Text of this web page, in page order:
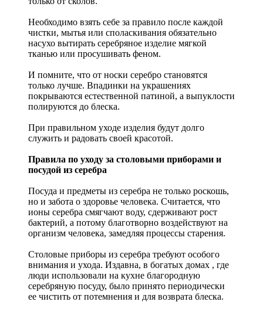
Необходимо взять себе за правило после каждой
чистки, мытья или споласкивания обязательно
насухо вытирать серебряное изделие мягкой
тканью или просушивать феном.
И помните, что от носки серебро становятся
только лучше. Впадинки на украшениях
покрываются естественной патиной, а выпуклости
полируются до блеска.
При правильном уходе изделия будут долго
служить и радовать своей красотой.
Правила по уходу за столовыми приборами и
посудой из серебра
Посуда и предметы из серебра не только роскошь,
но и забота о здоровье человека. Считается, что
ионы серебра смягчают воду, сдерживают рост
бактерий, а потому благотворно воздействуют на
организм человека, замедляя процессы старения.
Столовые приборы из серебра требуют особого
внимания и ухода. Издавна, в богатых домах , где
люди использовали на кухне благородную
серебряную посуду, было принято периодически
ее чистить от потемнения и для возврата блеска.